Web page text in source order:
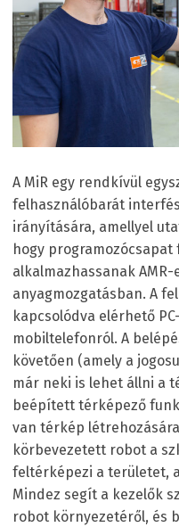
A MiR egy rendkívül
felhasználóbarát
irányítására, amellyel
hogy
alkalmazhassanak
anyagmozgatásban. A
kapcsolódva elérhető
mobiltelefonról. A
követően (amely a
már neki is lehet állni a
beépített térképező
van térkép
körbevezetett robot a
feltérképezi a területet,
Mindez segít a kezelők
robot környezetéről, és